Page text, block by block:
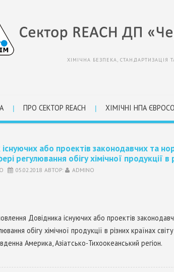
ХІМІЧНА БЕЗПЕКА, СТАНДАРТИЗАЦІЯ
ПРО СЕКТОР REACH ХІМІЧНІ НПА
або проектів законодавчих та
регулювання обігу хімічної продукції в
05.02.2018 АВТОР: ADMINO
Довідника існуючих або проектів
обігу хімічної продукції в різних країнах
Америка, Азіатсько-Тихоокеанський регіон.